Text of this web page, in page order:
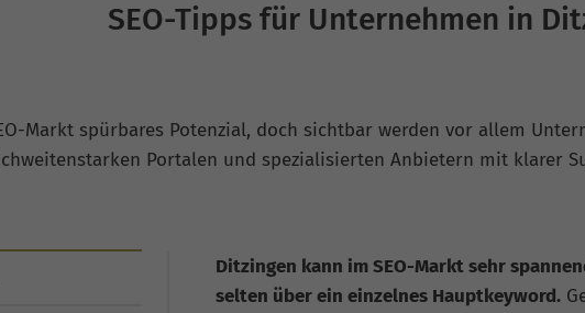
SEO-Tipps für Unternehmen in
Markt spürbares Potenzial, doch sichtbar werden vor allem
Portalen und spezialisierten Anbietern mit klarer
Ditzingen kann im SEO-Markt sehr
selten über ein einzelnes Hauptkeyword.